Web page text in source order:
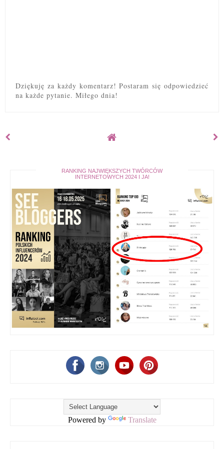
Dziękuję za każdy komentarz! Postaram się odpowiedzieć
na każde pytanie. Miłego dnia!
RANKING NAJWIĘKSZYCH TWÓRCÓW
INTERNETOWYCH 2024 I JA!
Powered by Translate